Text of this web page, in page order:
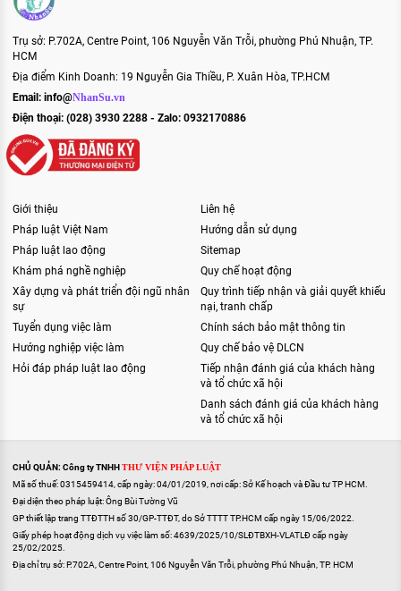
Trụ sở: P.702A, Centre Point, 106 Nguyễn Văn Trỗi, phường Phú Nhuận, TP.
HCM
Địa điểm Kinh Doanh: 19 Nguyễn Gia Thiều, P. Xuân Hòa, TP.HCM
Email: info@NhanSu.vn
Điện thoại: (028) 3930 2288 - Zalo: 0932170886
Giới thiệu
Pháp luật Việt Nam
Pháp luật lao động
Khám phá nghề nghiệp
Xây dựng và phát triển đội ngũ nhân
sự
Tuyển dụng việc làm
Hướng nghiệp việc làm
Hỏi đáp pháp luật lao động
Liên hệ
Hướng dẫn sử dụng
Sitemap
Quy chế hoạt động
Quy trình tiếp nhận và giải quyết khiếu
nại, tranh chấp
Chính sách bảo mật thông tin
Quy chế bảo vệ DLCN
Tiếp nhận đánh giá của khách hàng
và tổ chức xã hội
Danh sách đánh giá của khách hàng
và tổ chức xã hội
CHỦ QUẢN: Công ty TNHHTHƯ VIỆN PHÁP LUẬT
Mã số thuế: 0315459414, cấp ngày: 04/01/2019, nơi cấp: Sở Kế hoạch và Đầu tư TP HCM.
Đại diện theo pháp luật: Ông Bùi Tường Vũ
GP thiết lập trang TTĐTTH số 30/GP-TTĐT, do Sở TTTT TP.HCM cấp ngày 15/06/2022.
Giấy phép hoạt động dịch vụ việc làm số: 4639/2025/10/SLĐTBXH-VLATLĐ cấp ngày
25/02/2025.
Địa chỉ trụ sở: P.702A, Centre Point, 106 Nguyễn Văn Trỗi, phường Phú Nhuận, TP. HCM